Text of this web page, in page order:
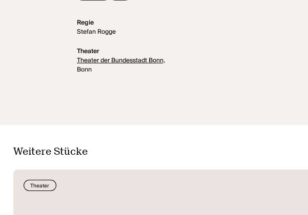
Regie
Stefan Rogge
Theater
Theater der Bundesstadt Bonn,
Bonn
Weitere Stücke
Theater